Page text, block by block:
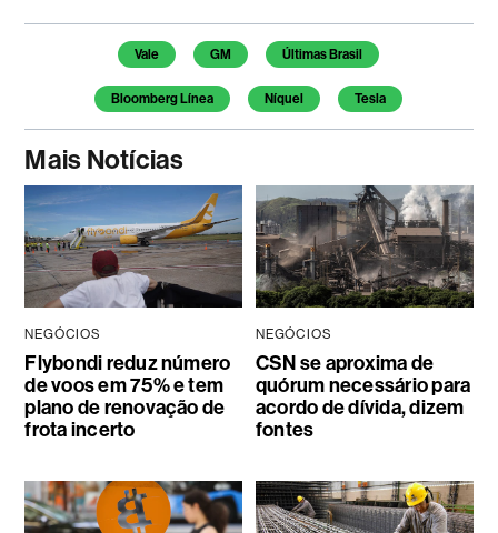
Temas deste artigo
Vale GM Últimas Brasil
Bloomberg Línea Níquel Tesla
Mais Notícias
NEGÓCIOS
Flybondi reduz número
de voos em 75% e tem
plano de renovação de
frota incerto
NEGÓCIOS
CSN se aproxima de
quórum necessário para
acordo de dívida, dizem
fontes